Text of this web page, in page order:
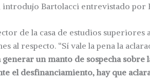
introdujo Bartolacci entrevistado por
de la casa de estudios
al respecto. “Sí vale la pena la
generar un manto de sospecha
el desfinanciamiento, hay que